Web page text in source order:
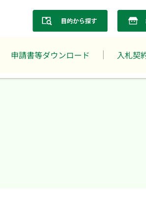
申請書等ダウンロード 入札契